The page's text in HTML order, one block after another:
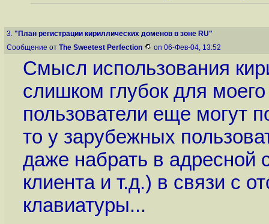
3. "План регистрации кириллических доменов в зоне RU"
Сообщение от The Sweetest Perfection on 06-Фев-04, 13:52
Смысл использования
слишком глубок для
пользователи еще могут
то у зарубежных
даже набрать в адресной
клиента и т.д.) в связи с
клавиатуры...